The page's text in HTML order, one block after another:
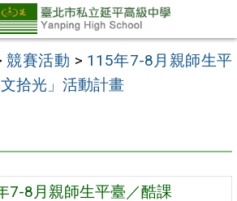
競賽活動 > 115年7-8月親師生平
拾光」活動計畫
7-8月親師生平臺／酷課